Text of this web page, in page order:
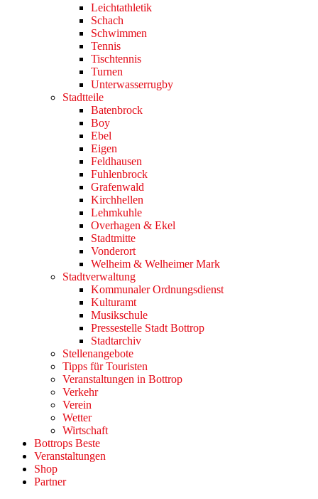
Leichtathletik
Schach
Schwimmen
Tennis
Tischtennis
Turnen
Unterwasserrugby
Stadtteile
Batenbrock
Boy
Ebel
Eigen
Feldhausen
Fuhlenbrock
Grafenwald
Kirchhellen
Lehmkuhle
Overhagen & Ekel
Stadtmitte
Vonderort
Welheim & Welheimer Mark
Stadtverwaltung
Kommunaler Ordnungsdienst
Kulturamt
Musikschule
Pressestelle Stadt Bottrop
Stadtarchiv
Stellenangebote
Tipps für Touristen
Veranstaltungen in Bottrop
Verkehr
Verein
Wetter
Wirtschaft
Bottrops Beste
Veranstaltungen
Shop
Partner